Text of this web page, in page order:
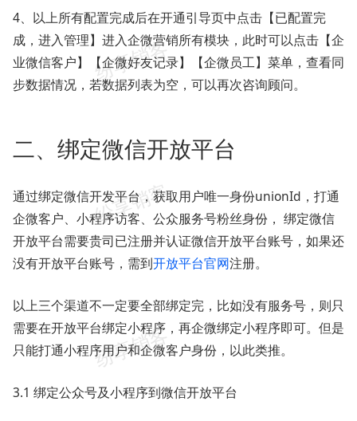
4、以上所有配置完成后在开通引导页中点击【已配置完
成，进入管理】进入企微营销所有模块，此时可以点击【企
业微信客户】【企微好友记录】【企微员工】菜单，查看同
步数据情况，若数据列表为空，可以再次咨询顾问。
二、绑定微信开放平台
通过绑定微信开发平台，获取用户唯一身份unionId，打通
企微客户、小程序访客、公众服务号粉丝身份， 绑定微信
开放平台需要贵司已注册并认证微信开放平台账号，如果还
没有开放平台账号，需到开放平台官网注册。
以上三个渠道不一定要全部绑定完，比如没有服务号，则只
需要在开放平台绑定小程序，再企微绑定小程序即可。但是
只能打通小程序用户和企微客户身份，以此类推。
3.1 绑定公众号及小程序到微信开放平台